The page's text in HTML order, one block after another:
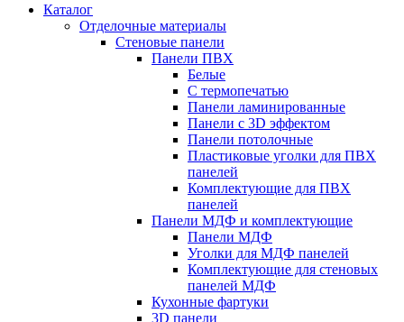
Каталог
Отделочные материалы
Стеновые панели
Панели ПВХ
Белые
С термопечатью
Панели ламинированные
Панели с 3D эффектом
Панели потолочные
Пластиковые уголки для ПВХ
панелей
Комплектующие для ПВХ
панелей
Панели МДФ и комплектующие
Панели МДФ
Уголки для МДФ панелей
Комплектующие для стеновых
панелей МДФ
Кухонные фартуки
3D панели